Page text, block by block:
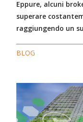
Eppure, alcuni
superare
raggiungendo un
BLOG